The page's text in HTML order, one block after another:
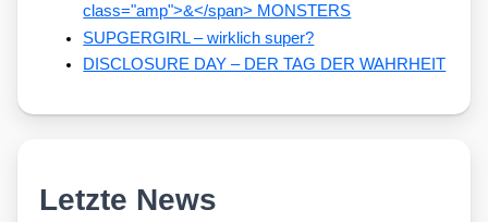
class="amp">&</span> MONSTERS
SUPGERGIRL – wirklich super?
DISCLOSURE DAY – DER TAG DER WAHRHEIT
Letzte News